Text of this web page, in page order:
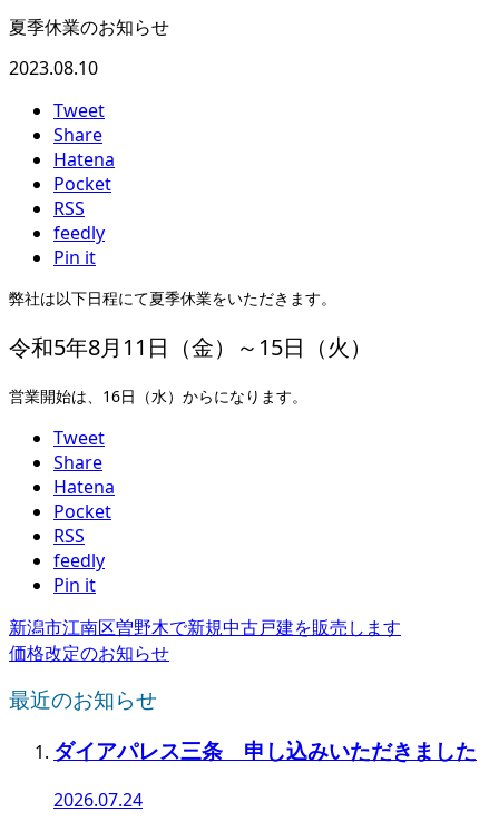
夏季休業のお知らせ
2023.08.10
Tweet
Share
Hatena
Pocket
RSS
feedly
Pin it
弊社は以下日程にて夏季休業をいただきます。
令和5年8月11日（金）～15日（火）
営業開始は、16日（水）からになります。
Tweet
Share
Hatena
Pocket
RSS
feedly
Pin it
新潟市江南区曽野木で新規中古戸建を販売します
価格改定のお知らせ
最近のお知らせ
ダイアパレス三条 申し込みいただきました
2026.07.24